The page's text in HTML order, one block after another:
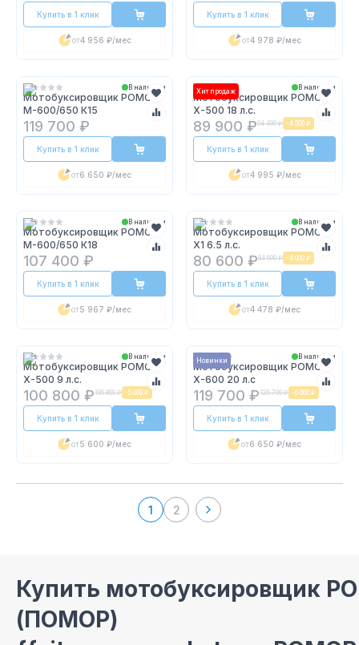
Купить в 1 клик
от4 956 ₽/мес
Купить в 1 клик
от4 978 ₽/мес
В наличии
Мотобуксировщик POMOR
М-600/650 К15
119 700 ₽
Купить в 1 клик
от6 650 ₽/мес
Хит продаж В наличии
Мотобуксировщик POMOR
X-500 18 л.с.
89 900 ₽94 400 ₽ -4 500 ₽
Купить в 1 клик
от4 995 ₽/мес
В наличии
Мотобуксировщик POMOR
М-600/650 К18
107 400 ₽
Купить в 1 клик
от5 967 ₽/мес
В наличии
Мотобуксировщик POMOR
X1 6.5 л.с.
80 600 ₽84 600 ₽ -4 000 ₽
Купить в 1 клик
от4 478 ₽/мес
В наличии
Мотобуксировщик POMOR
X-500 9 л.с.
100 800 ₽105 800 ₽ -5 000 ₽
Купить в 1 клик
от5 600 ₽/мес
Новинки В наличии
Мотобуксировщик POMOR
X-600 20 л.с
119 700 ₽125 700 ₽ -6 000 ₽
Купить в 1 клик
от6 650 ₽/мес
1 2
Купить мотобуксировщик
(ПОМОР)